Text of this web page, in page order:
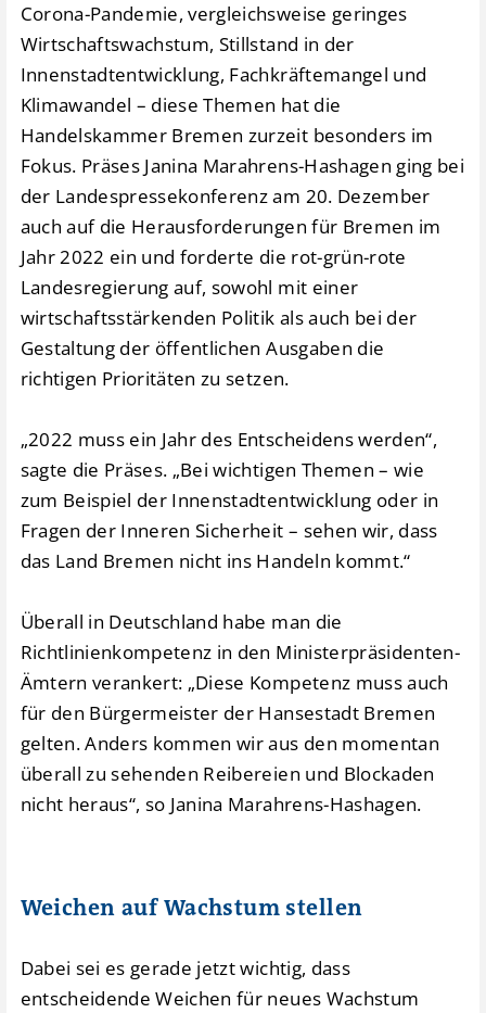
Corona-Pandemie, vergleichsweise geringes
Wirtschaftswachstum, Stillstand in der
Innenstadtentwicklung, Fachkräftemangel und
Klimawandel – diese Themen hat die
Handelskammer Bremen zurzeit besonders im
Fokus. Präses Janina Marahrens-Hashagen ging bei
der Landespressekonferenz am 20. Dezember
auch auf die Herausforderungen für Bremen im
Jahr 2022 ein und forderte die rot-grün-rote
Landesregierung auf, sowohl mit einer
wirtschaftsstärkenden Politik als auch bei der
Gestaltung der öffentlichen Ausgaben die
richtigen Prioritäten zu setzen.
„2022 muss ein Jahr des Entscheidens werden“,
sagte die Präses. „Bei wichtigen Themen – wie
zum Beispiel der Innenstadtentwicklung oder in
Fragen der Inneren Sicherheit – sehen wir, dass
das Land Bremen nicht ins Handeln kommt.“
Überall in Deutschland habe man die
Richtlinienkompetenz in den Ministerpräsidenten-
Ämtern verankert: „Diese Kompetenz muss auch
für den Bürgermeister der Hansestadt Bremen
gelten. Anders kommen wir aus den momentan
überall zu sehenden Reibereien und Blockaden
nicht heraus“, so Janina Marahrens-Hashagen.
Weichen auf Wachstum stellen
Dabei sei es gerade jetzt wichtig, dass
entscheidende Weichen für neues Wachstum